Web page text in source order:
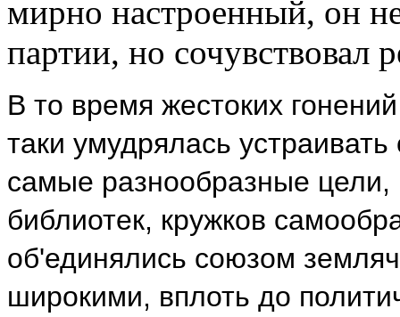
мирно настроенный, он
партии, но
В то время жестоких
таки умудрялась
самые разнообразные
библиотек, кружков
об'единялись союзом
широкими, вплоть до